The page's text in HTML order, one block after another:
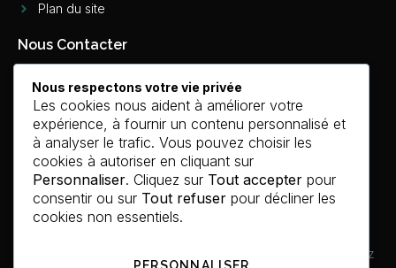
DECO ORIGINALE
Votre magazine quotidien sur l’univers de la maison : trouvez
Plan du site
Nous Contacter
contact@deco-originale.fr
FORMULAIRE
Nous respectons votre vie privée
Les cookies nous aident à améliorer votre
expérience, à fournir un contenu personnalisé et
à analyser le trafic. Vous pouvez choisir les
cookies à autoriser en cliquant sur
Personnaliser. Cliquez sur Tout accepter pour
consentir ou sur Tout refuser pour décliner les
cookies non essentiels.